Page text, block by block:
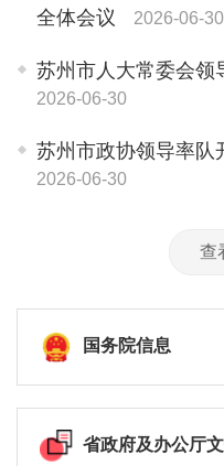
全体会议
2026-06-30
苏州市人大常委会领
2026-06-30
苏州市政协领导率队
2026-06-30
查
国务院信息
省政府及办公厅